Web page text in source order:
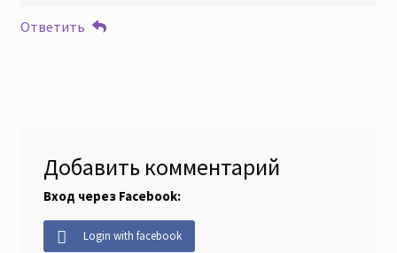
Ответить
Добавить комментарий
Вход через Facebook:
Login with facebook